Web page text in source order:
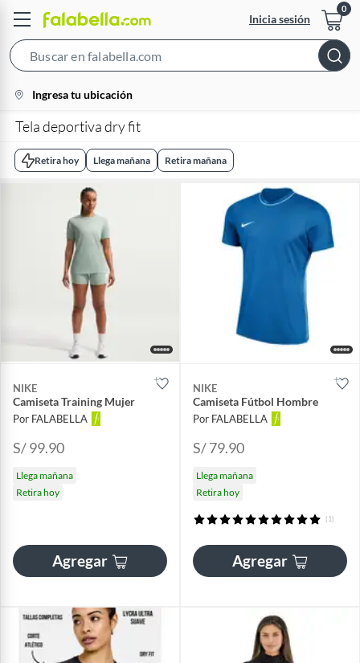
Inicia sesión
Bar
location-
icon
Ingresa tu ubicación
Tela deportiva dry fit
Retira hoy Llega mañana Retira mañana
NIKE
Camiseta Training Mujer
Por FALABELLA
S/ 99.90
Llega mañana
Retira hoy
Agregar
NIKE
Camiseta Fútbol Hombre
Por FALABELLA
S/ 79.90
Llega mañana
Retira hoy
(1)
Agregar